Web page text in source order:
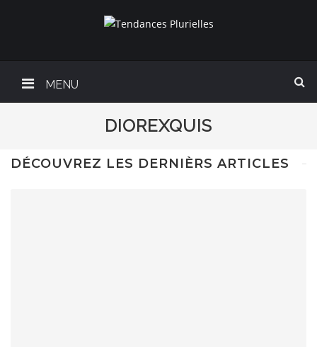
MENU
DIOREXQUIS
DÉCOUVREZ LES DERNIÈRS ARTICLES